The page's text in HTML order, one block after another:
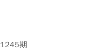
1245期